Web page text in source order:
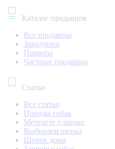
Каталог продавцов
Все продавцы
Заводчики
Приюты
Частные продавцы
Статьи
Все статьи
Породы собак
Мечтаете о щенке
Выбираем щенка
Щенок дома